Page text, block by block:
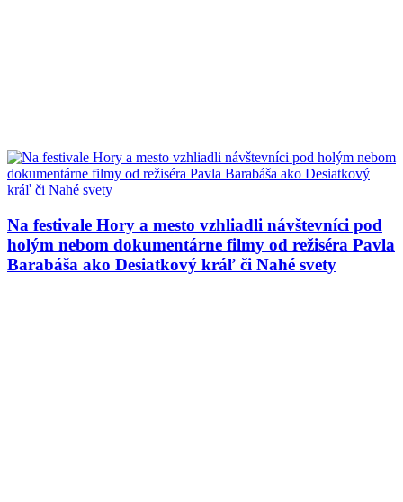
Na festivale Hory a mesto vzhliadli návštevníci pod
holým nebom dokumentárne filmy od režiséra Pavla
Barabáša ako Desiatkový kráľ či Nahé svety